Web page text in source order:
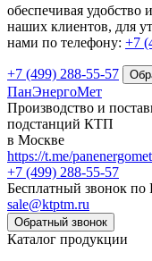
обеспечивая удобство
наших клиентов, для
нами по телефону: +7
+7 (499) 288-55-57
ПанЭнергоМет
Производство и
подстанций КТП
в Москве
https://t.me/panenergomet
+7 (499) 288-55-57
Бесплатный звонок по
sale@ktptm.ru
Каталог продукции